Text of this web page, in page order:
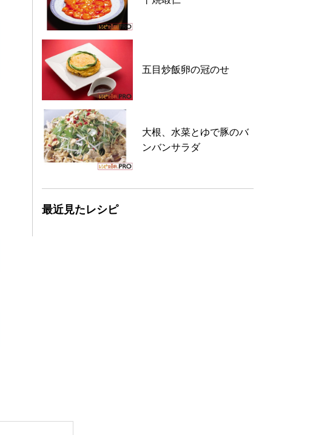
五目炒飯卵の冠のせ
大根、水菜とゆで豚のバ
ンバンサラダ
最近見たレシピ